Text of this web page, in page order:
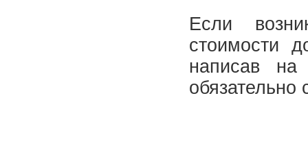
Если
стоимости
написав на
обязательно